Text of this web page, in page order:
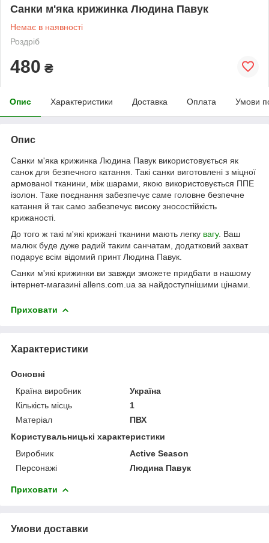
Санки м'яка крижинка Людина Павук
Немає в наявності
Роздріб
480 ₴
Опис Характеристики Доставка Оплата Умови
Опис
Санки м'яка крижинка Людина Павук використовується як
санок для безпечного катання. Такі санки виготовлені з міцної
армованої тканини, між шарами, якою використовується ППЕ
ізолон. Таке поєднання забезпечує саме головне безпечне
катання й так само забезпечує високу зносостійкість
крижаності.
До того ж такі м'які крижані тканини мають легку вагу. Ваш
малюк буде дуже радий таким санчатам, додатковий захват
подарує всім відомий принт Людина Павук.
Санки м'які крижинки ви завжди зможете придбати в нашому
інтернет-магазині allens.com.ua за найдоступнішими цінами.
Приховати
Характеристики
Основні
Країна виробник
Україна
Кількість місць
1
Матеріал
ПВХ
Користувальницькі характеристики
Виробник
Active Season
Персонажі
Людина Павук
Приховати
Умови доставки